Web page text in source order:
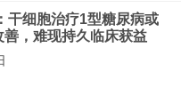
干细胞治疗1型糖尿病或
善，难现持久临床获益